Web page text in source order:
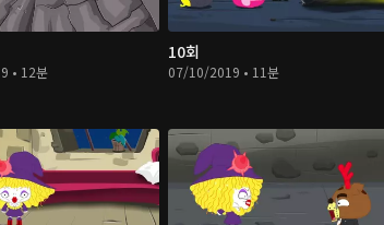
• 12분
10회
07/10/2019 • 11분